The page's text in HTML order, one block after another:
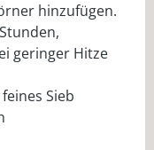
hinzufügen.
geringer Hitze
Sieb